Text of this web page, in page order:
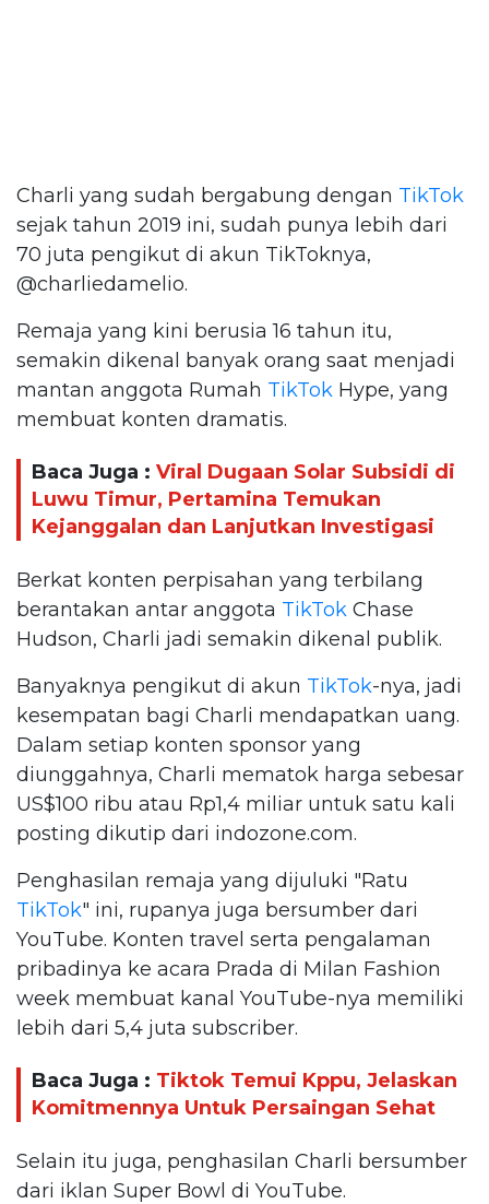
Charli yang sudah bergabung dengan TikTok
sejak tahun 2019 ini, sudah punya lebih dari
70 juta pengikut di akun TikToknya,
@charliedamelio.
Remaja yang kini berusia 16 tahun itu,
semakin dikenal banyak orang saat menjadi
mantan anggota Rumah TikTok Hype, yang
membuat konten dramatis.
Baca Juga : Viral Dugaan Solar Subsidi di
Luwu Timur, Pertamina Temukan
Kejanggalan dan Lanjutkan Investigasi
Berkat konten perpisahan yang terbilang
berantakan antar anggota TikTok Chase
Hudson, Charli jadi semakin dikenal publik.
Banyaknya pengikut di akun TikTok-nya, jadi
kesempatan bagi Charli mendapatkan uang.
Dalam setiap konten sponsor yang
diunggahnya, Charli mematok harga sebesar
US$100 ribu atau Rp1,4 miliar untuk satu kali
posting dikutip dari indozone.com.
Penghasilan remaja yang dijuluki "Ratu
TikTok" ini, rupanya juga bersumber dari
YouTube. Konten travel serta pengalaman
pribadinya ke acara Prada di Milan Fashion
week membuat kanal YouTube-nya memiliki
lebih dari 5,4 juta subscriber.
Baca Juga : Tiktok Temui Kppu, Jelaskan
Komitmennya Untuk Persaingan Sehat
Selain itu juga, penghasilan Charli bersumber
dari iklan Super Bowl di YouTube.